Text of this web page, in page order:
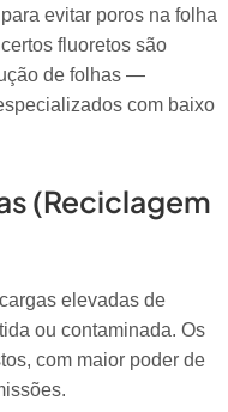
evitar poros na folha
fluoretos são
de folhas —
com baixo
(reciclagem
elevadas de
ou contaminada. Os
com maior poder de